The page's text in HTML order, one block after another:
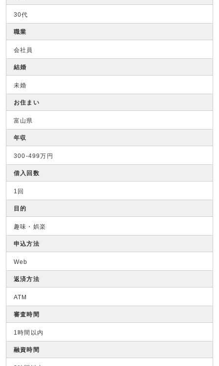
30代
職業
会社員
結婚
未婚
お住まい
富山県
年収
300-499万円
借入回数
1回
目的
趣味・娯楽
申込方法
Web
返済方法
ATM
審査時間
1時間以内
融資時間